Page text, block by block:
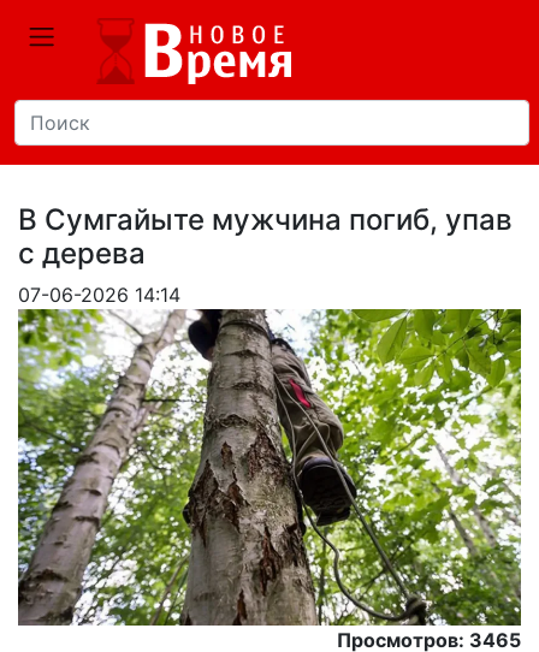
В Сумгайыте мужчина погиб, упав
с дерева
07-06-2026 14:14
Просмотров: 3465